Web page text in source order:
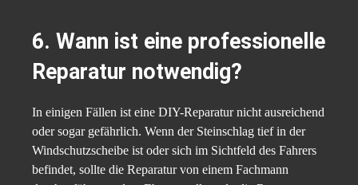
6. Wann ist eine professionelle
Reparatur notwendig?
In einigen Fällen ist eine DIY-Reparatur nicht ausreichend
oder sogar gefährlich. Wenn der Steinschlag tief in der
Windschutzscheibe ist oder sich im Sichtfeld des Fahrers
befindet, sollte die Reparatur von einem Fachmann